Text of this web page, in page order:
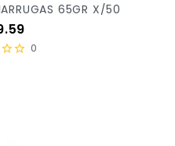
65GR X/50
0